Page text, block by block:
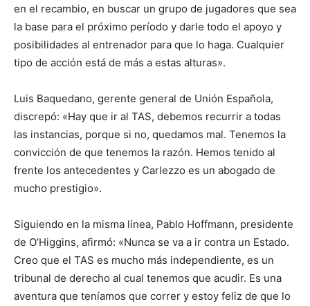
en el recambio, en buscar un grupo de jugadores que sea
la base para el próximo período y darle todo el apoyo y
posibilidades al entrenador para que lo haga. Cualquier
tipo de acción está de más a estas alturas».
Luis Baquedano, gerente general de Unión Española,
discrepó: «Hay que ir al TAS, debemos recurrir a todas
las instancias, porque si no, quedamos mal. Tenemos la
convicción de que tenemos la razón. Hemos tenido al
frente los antecedentes y Carlezzo es un abogado de
mucho prestigio».
Siguiendo en la misma línea, Pablo Hoffmann, presidente
de O’Higgins, afirmó: «Nunca se va a ir contra un Estado.
Creo que el TAS es mucho más independiente, es un
tribunal de derecho al cual tenemos que acudir. Es una
aventura que teníamos que correr y estoy feliz de que lo